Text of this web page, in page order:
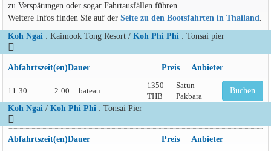
zu Verspätungen oder sogar Fahrtausfällen führen.
Weitere Infos finden Sie auf der Seite zu den Bootsfahrten in Thailand.
Koh Ngai: Kaimook Tong Resort / Koh Phi Phi: Tonsai pier
Abfahrtszeit(en)Dauer Preis Anbieter
11:30 2:00 bateau
1350
THB
Satun
Pakbara
Buchen
Koh Ngai / Koh Phi Phi : Tonsai Pier
Abfahrtszeit(en)Dauer Preis Anbieter